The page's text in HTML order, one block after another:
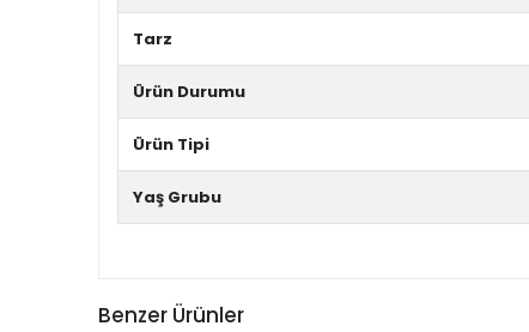
Tarz
Ürün Durumu
Ürün Tipi
Yaş Grubu
Benzer Ürünler